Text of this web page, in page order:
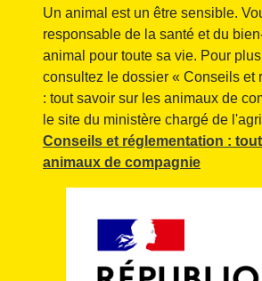
Un animal est un être sensible.
responsable de la santé et du
animal pour toute sa vie. Pour
consultez le dossier « Conseils et
: tout savoir sur les animaux de
le site du ministère chargé de
Conseils et réglementation :
animaux de compagnie